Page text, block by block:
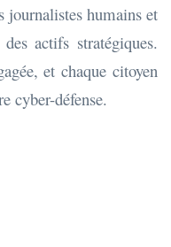
journalistes humains et
actifs stratégiques.
et chaque citoyen
cyber-défense.